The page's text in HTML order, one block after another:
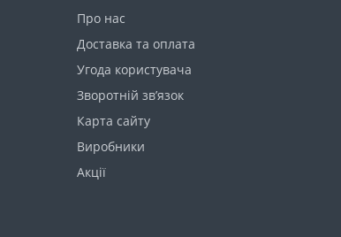
Про нас
Доставка та оплата
Угода користувача
Зворотній зв’язок
Карта сайту
Виробники
Акції